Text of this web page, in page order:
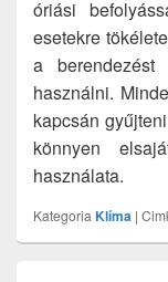
óriási
esetekre
a
használni.
kapcsán
könnyen
használata.
Kategoria Klíma |